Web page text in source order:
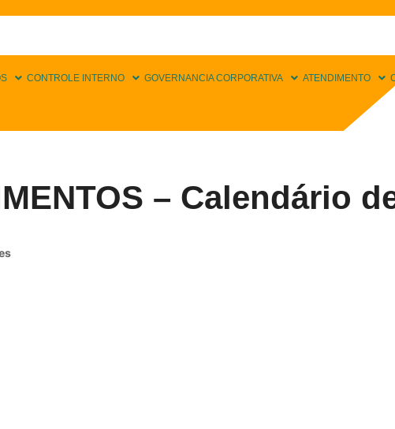
CONTROLE INTERNO GOVERNANCIA CORPORATIVA ATENDIMENTO
– Calendário